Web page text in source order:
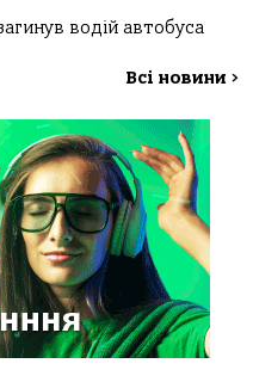
водій автобуса
Всі новини >